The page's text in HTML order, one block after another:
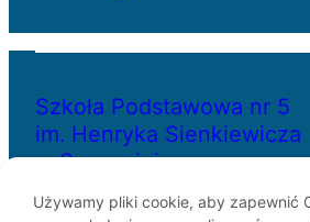
Szkoła Podstawowa nr 5
im. Henryka Sienkiewicza
w Szczecinie
Używamy pliki cookie, aby zapewnić